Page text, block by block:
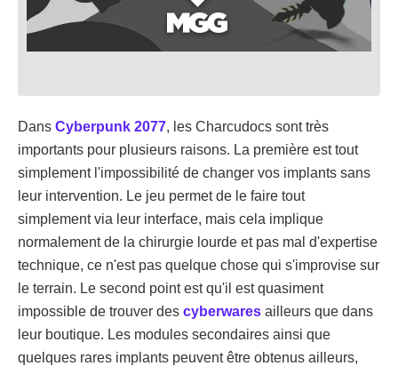
Dans Cyberpunk 2077, les Charcudocs sont très
importants pour plusieurs raisons. La première est tout
simplement l'impossibilité de changer vos implants sans
leur intervention. Le jeu permet de le faire tout
simplement via leur interface, mais cela implique
normalement de la chirurgie lourde et pas mal d'expertise
technique, ce n'est pas quelque chose qui s'improvise sur
le terrain. Le second point est qu'il est quasiment
impossible de trouver des cyberwares ailleurs que dans
leur boutique. Les modules secondaires ainsi que
quelques rares implants peuvent être obtenus ailleurs,